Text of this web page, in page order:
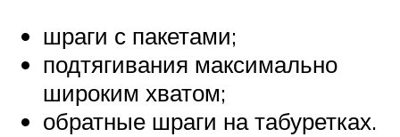
шраги с пакетами;
подтягивания максимально
широким хватом;
обратные шраги на табуретках.